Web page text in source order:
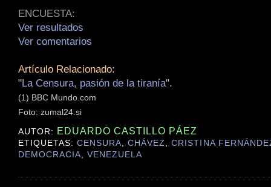
ENCUESTA:
Ver resultados
Ver comentarios
Artículo Relacionado:
"La Censura, pasión de la tiranía".
(1) BBC Mundo.com
Foto: zumal24.si
AUTOR: EDUARDO CASTILLO PÁEZ
ETIQUETAS:CENSURA,CHÁVEZ,CRISTINA
DEMOCRACIA,VENEZUELA